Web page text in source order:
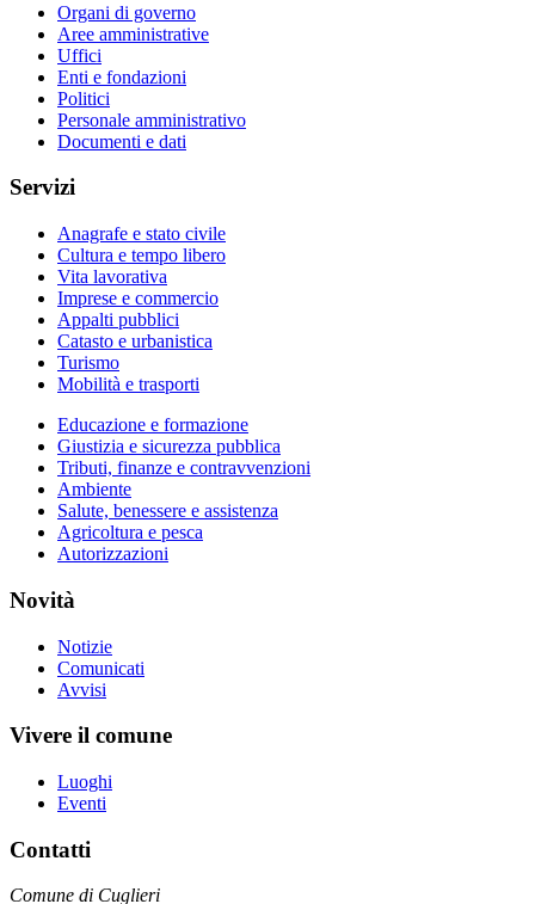
Organi di governo
Aree amministrative
Uffici
Enti e fondazioni
Politici
Personale amministrativo
Documenti e dati
Servizi
Anagrafe e stato civile
Cultura e tempo libero
Vita lavorativa
Imprese e commercio
Appalti pubblici
Catasto e urbanistica
Turismo
Mobilità e trasporti
Educazione e formazione
Giustizia e sicurezza pubblica
Tributi, finanze e contravvenzioni
Ambiente
Salute, benessere e assistenza
Agricoltura e pesca
Autorizzazioni
Novità
Notizie
Comunicati
Avvisi
Vivere il comune
Luoghi
Eventi
Contatti
Comune di Cuglieri